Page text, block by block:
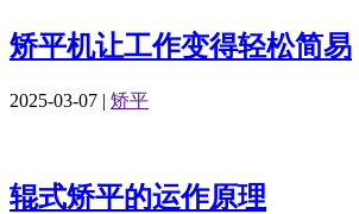
矫平机让工作变得轻松简易
2025-03-07 | 矫平
辊式矫平的运作原理